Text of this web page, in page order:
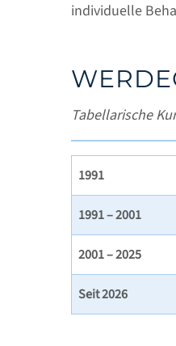
individuelle
Tabellarische
1991
1991 – 2001
2001 – 2025
Seit 2026